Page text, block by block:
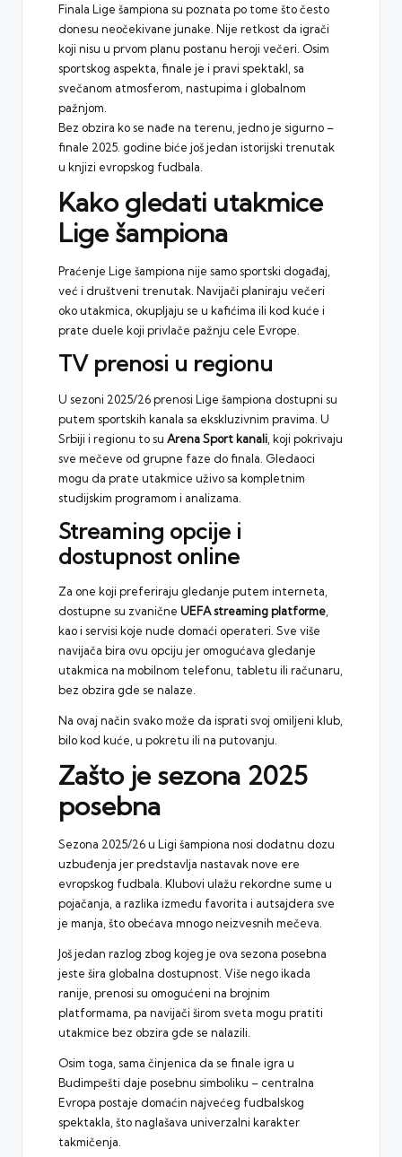
Finala Lige šampiona su poznata po tome što često
donesu neočekivane junake. Nije retkost da igrači
koji nisu u prvom planu postanu heroji večeri. Osim
sportskog aspekta, finale je i pravi spektakl, sa
svečanom atmosferom, nastupima i globalnom
pažnjom.
Bez obzira ko se nađe na terenu, jedno je sigurno –
finale 2025. godine biće još jedan istorijski trenutak
u knjizi evropskog fudbala.
Kako gledati utakmice
Lige šampiona
Praćenje Lige šampiona nije samo sportski događaj,
već i društveni trenutak. Navijači planiraju večeri
oko utakmica, okupljaju se u kafićima ili kod kuće i
prate duele koji privlače pažnju cele Evrope.
TV prenosi u regionu
U sezoni 2025/26 prenosi Lige šampiona dostupni su
putem sportskih kanala sa ekskluzivnim pravima. U
Srbiji i regionu to su Arena Sport kanali , koji pokrivaju
sve mečeve od grupne faze do finala. Gledaoci
mogu da prate utakmice uživo sa kompletnim
studijskim programom i analizama.
Streaming opcije i
dostupnost online
Za one koji preferiraju gledanje putem interneta,
dostupne su zvanične UEFAstreaming platforme
kao i servisi koje nude domaći operateri. Sve više
navijača bira ovu opciju jer omogućava gledanje
utakmica na mobilnom telefonu, tabletu ili računaru,
bez obzira gde se nalaze.
Na ovaj način svako može da isprati svoj omiljeni klub,
bilo kod kuće, u pokretu ili na putovanju.
Zašto je sezona 2025
posebna
Sezona 2025/26 u Ligi šampiona nosi dodatnu dozu
uzbuđenja jer predstavlja nastavak nove ere
evropskog fudbala. Klubovi ulažu rekordne sume u
pojačanja, a razlika između favorita i autsajdera sve
je manja, što obećava mnogo neizvesnih mečeva.
Još jedan razlog zbog kojeg je ova sezona posebna
jeste šira globalna dostupnost. Više nego ikada
ranije, prenosi su omogućeni na brojnim
platformama, pa navijači širom sveta mogu pratiti
utakmice bez obzira gde se nalazili.
Osim toga, sama činjenica da se finale igra u
Budimpešti daje posebnu simboliku – centralna
Evropa postaje domaćin najvećeg fudbalskog
spektakla, što naglašava univerzalni karakter
takmičenja.